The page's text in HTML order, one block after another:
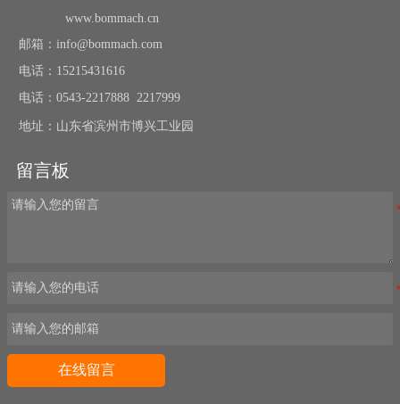
www.bommach.cn
邮箱：info@bommach.com
电话：15215431616
电话：0543-2217888 2217999
地址：山东省滨州市博兴工业园
留言板
在线留言